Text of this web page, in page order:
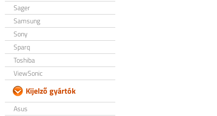
Sager
Samsung
Sony
Sparq
Toshiba
ViewSonic
Kijelző gyártók
Asus